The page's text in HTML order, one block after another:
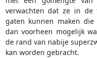
verwachten dat ze in de
gaten kunnen maken
dan voorheen mogelijk
de rand van nabije
kan worden gebracht.